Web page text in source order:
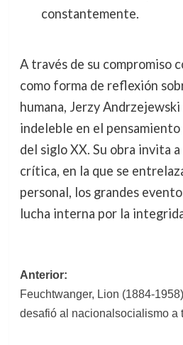
constantemente.
A través de su compromiso
como forma de reflexión
humana, Jerzy
indeleble en el
del siglo XX. Su obra invita
crítica, en la que se
personal, los grandes
lucha interna por la
Navegación
de
Anterior:
Feuchtwanger, Lion (1884-
desafió al nacionalsocialismo a